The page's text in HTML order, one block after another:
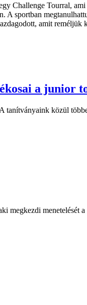
Challenge Tourral,
A sportban
amit reméljük
a junior
tanítványaink közül
megkezdi menetelését